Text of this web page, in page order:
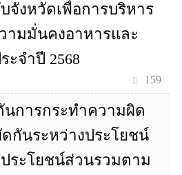
จังหวัดเพื่อการบริหาร
ามมั่นคงอาหารและ
ะจำปี 2568
159
นการกระทำความผิด
กันระหว่างประโยชน์
ระโยชน์ส่วนรวมตาม